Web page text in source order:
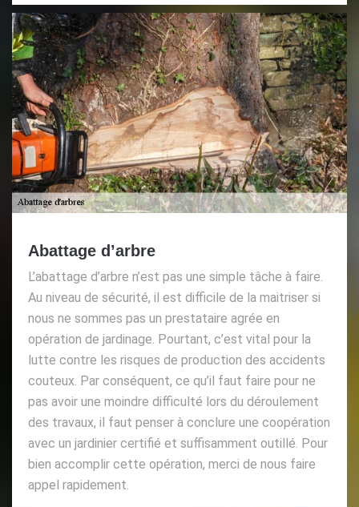
Abattage d’arbre
L’abattage d’arbre n’est pas une simple tâche à faire.
Au niveau de sécurité, il est difficile de la maitriser si
nous ne sommes pas un prestataire agrée en
opération de jardinage. Pourtant, c’est vital pour la
lutte contre les risques de production des accidents
couteux. Par conséquent, ce qu’il faut faire pour ne
pas avoir une moindre difficulté lors du déroulement
des travaux, il faut penser à conclure une coopération
avec un jardinier certifié et suffisamment outillé. Pour
bien accomplir cette opération, merci de nous faire
appel rapidement.